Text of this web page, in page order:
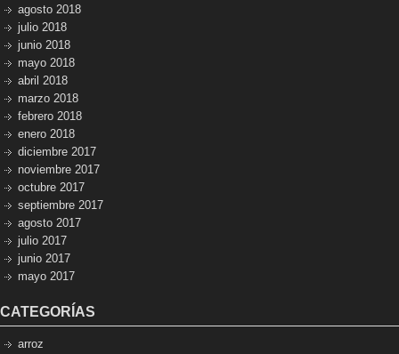
agosto 2018
julio 2018
junio 2018
mayo 2018
abril 2018
marzo 2018
febrero 2018
enero 2018
diciembre 2017
noviembre 2017
octubre 2017
septiembre 2017
agosto 2017
julio 2017
junio 2017
mayo 2017
CATEGORÍAS
arroz